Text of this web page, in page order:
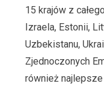
15 krajów z
Izraela, Estonii,
Uzbekistanu,
Zjednoczonych
również